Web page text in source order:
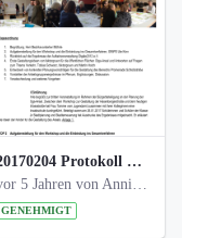
20170204 Protokoll Workshop 2 Promenade Schloßstraße (1).pdf
GENEHMIGT